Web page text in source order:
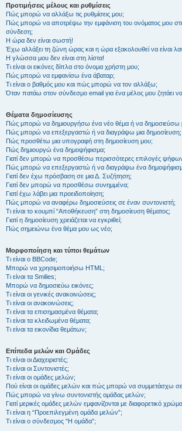
Προτιμήσεις μέλους και ρυθμίσεις
Πώς μπορώ να αλλάξω τις ρυθμίσεις μου;
Πώς μπορώ να αποτρέψω την εμφάνιση του ονόματος μου
σύνδεση;
Η ώρα δεν είναι σωστή!
Έχω αλλάξει τη ζώνη ώρας και η ώρα εξακολουθεί να είναι
Η γλώσσα μου δεν είναι στη λίστα!
Τι είναι οι εικόνες δίπλα στο όνομα χρήστη μου;
Πώς μπορώ να εμφανίσω ένα άβαταρ;
Τι είναι ο βαθμός μου και πώς μπορώ να τον αλλάξω;
Όταν πατάω στον σύνδεσμο email για ένα μέλος μου ζητάει
Θέματα δημοσίευσης
Πώς μπορώ να δημιουργήσω ένα νέο θέμα ή να δημοσιεύσω
Πώς μπορώ να επεξεργαστώ ή να διαγράψω μια δημοσίευση;
Πώς προσθέτω μια υπογραφή στη δημοσίευση μου;
Πώς δημιουργώ ένα δημοψήφισμα;
Γιατί δεν μπορώ να προσθέσω περισσότερες επιλογές
Πώς μπορώ να επεξεργαστώ ή να διαγράψω ένα
Γιατί δεν έχω πρόσβαση σε μια Δ. Συζήτηση;
Γιατί δεν μπορώ να προσθέσω συνημμένα;
Γιατί έχω λάβει μια προειδοποίηση;
Πώς μπορώ να αναφέρω δημοσιεύσεις σε έναν συντονιστή;
Τι είναι το κουμπί “Αποθήκευση” στη δημοσίευση θέματος;
Γιατί η δημοσίευση χρειάζεται να εγκριθεί;
Πώς σημειώνω ένα θέμα μου ως νέο;
Μορφοποίηση και τύποι θεμάτων
Τι είναι ο BBCode;
Μπορώ να χρησιμοποιήσω HTML;
Τι είναι τα Smilies;
Μπορώ να δημοσιεύω εικόνες;
Τι είναι οι γενικές ανακοινώσεις;
Τι είναι οι ανακοινώσεις;
Τι είναι τα επισημασμένα θέματα;
Τι είναι τα κλειδωμένα θέματα;
Τι είναι τα εικονίδια θεμάτων;
Επίπεδα μελών και Ομάδες
Τι είναι οι Διαχειριστές;
Τι είναι οι Συντονιστές;
Τι είναι οι ομάδες μελών;
Πού είναι οι ομάδες μελών και πώς μπορώ να συμμετάσχω σε
Πώς μπορώ να γίνω συντονιστής ομάδας μελών;
Γιατί μερικές ομάδες μελών εμφανίζονται με διαφορετικό
Τι είναι η “Προεπιλεγμένη ομάδα μελών”;
Τι είναι ο σύνδεσμος "Η ομάδα”;